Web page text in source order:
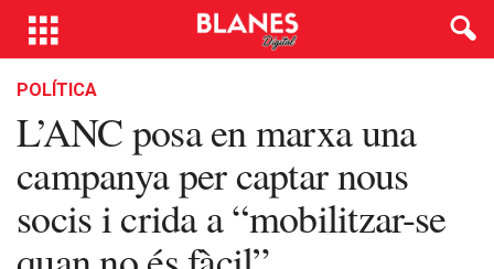
POLÍTICA
L’ANC posa en marxa una
campanya per captar nous
socis i crida a “mobilitzar-se